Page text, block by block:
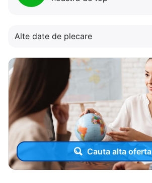
Alte date de plecare
Cauta alta oferta